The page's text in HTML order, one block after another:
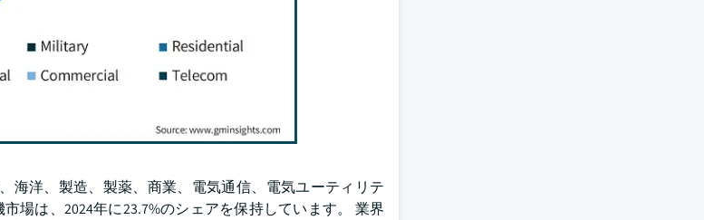
海洋、製造、製薬、商業、電気通信、電気ユーティリテ
場は、2024年に23.7%のシェアを保持しています。 業界